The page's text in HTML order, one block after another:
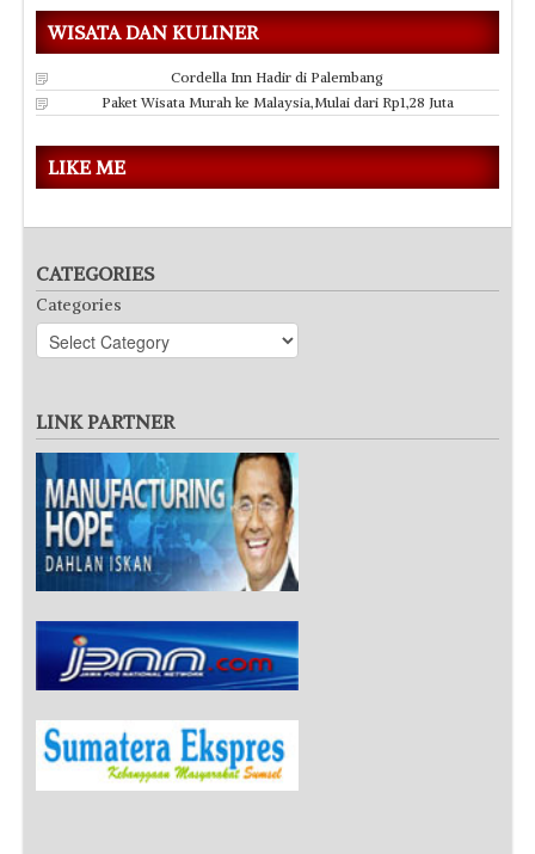
WISATA DAN KULINER
Cordella Inn Hadir di Palembang
Paket Wisata Murah ke Malaysia,Mulai dari Rp1,28 Juta
LIKE ME
CATEGORIES
Categories
LINK PARTNER